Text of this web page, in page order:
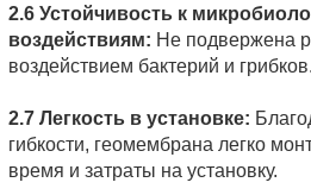
2.6 Устойчивость к
воздействиям: Не подвержена
воздействием бактерий и грибков.
2.7 Легкость в установке:
гибкости, геомембрана легко
время и затраты на установку.